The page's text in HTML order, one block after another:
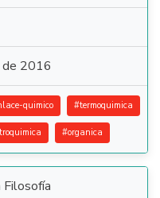
de 2016
quimico #termoquimica
#organica